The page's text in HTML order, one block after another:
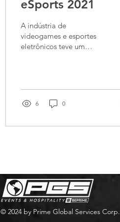
eSports 2021
A indústria de
videogames e esportes
eletrônicos teve um
eletrônicos...
6 0
© 2024 by Prime Global Services Corp.